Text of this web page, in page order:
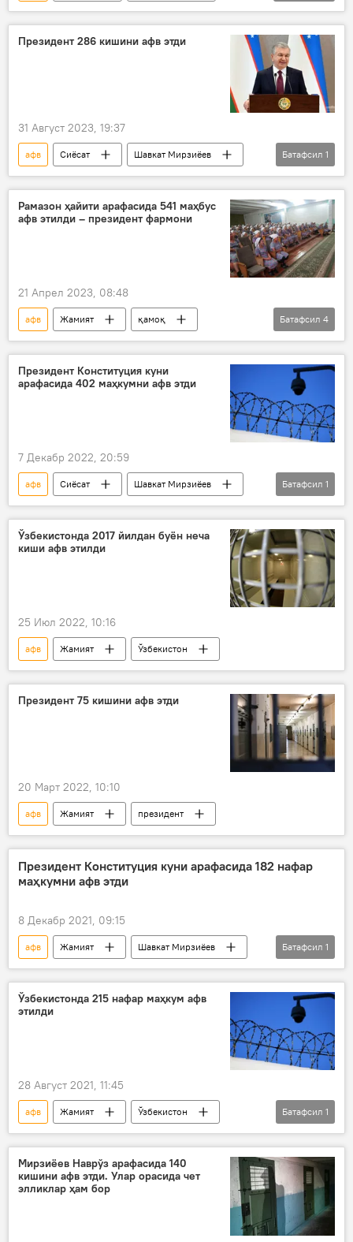
Шавкат Мирзиёев
конституция
Президент 286 кишини афв этди
31 Август 2023, 19:37
афв Сиёсат
Шавкат Мирзиёев
Ўзбекистон
Батафсил 1
Рамазон ҳайити арафасида 541 маҳбус
афв этилди – президент фармони
21 Апрел 2023, 08:48
афв Жамият
қамоқ
президент фармони
Рамазон ҳайити
Рамазон 2023
жазони ижро этиш муассаси
Батафсил 4
Президент Конституция куни
арафасида 402 маҳкумни афв этди
7 Декабр 2022, 20:59
афв Сиёсат
Шавкат Мирзиёев
конституция
Батафсил 1
Ўзбекистонда 2017 йилдан буён неча
киши афв этилди
25 Июл 2022, 10:16
афв Жамият Ўзбекистон
Президент 75 кишини афв этди
20 Март 2022, 10:10
афв Жамият президент
Президент Конституция куни арафасида 182 нафар
маҳкумни афв этди
8 Декабр 2021, 09:15
афв Жамият
Шавкат Мирзиёев
конституция
Батафсил 1
Ўзбекистонда 215 нафар маҳкум афв
этилди
28 Август 2021, 11:45
афв Жамият
Ўзбекистон
Шавкат Мирзиёев
Батафсил 1
Мирзиёев Наврўз арафасида 140
кишини афв этди. Улар орасида чет
элликлар ҳам бор